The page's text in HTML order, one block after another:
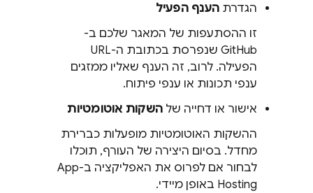
הגדרת הענף הפעיל
זו ההסתעפות של המאגר שלכם ב-
GitHub שנפרסת בכתובת ה-URL
הפעילה. לרוב, זה הענף שאליו ממזגים
ענפי תכונות או ענפי פיתוח.
אישור או דחייה של השקות אוטומטיות
ההשקות האוטומטיות מופעלות כברירת
מחדל. בסיום היצירה של העורף, תוכלו
לבחור אם לפרוס את האפליקציה ב-App
Hosting באופן מיידי.